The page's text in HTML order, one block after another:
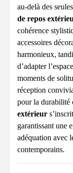
au-delà des
de repos
cohérence
accessoires
harmonieux,
d’adapter
moments de
réception
pour la durabilité
extérieur
garantissant une
adéquation avec
contemporains.